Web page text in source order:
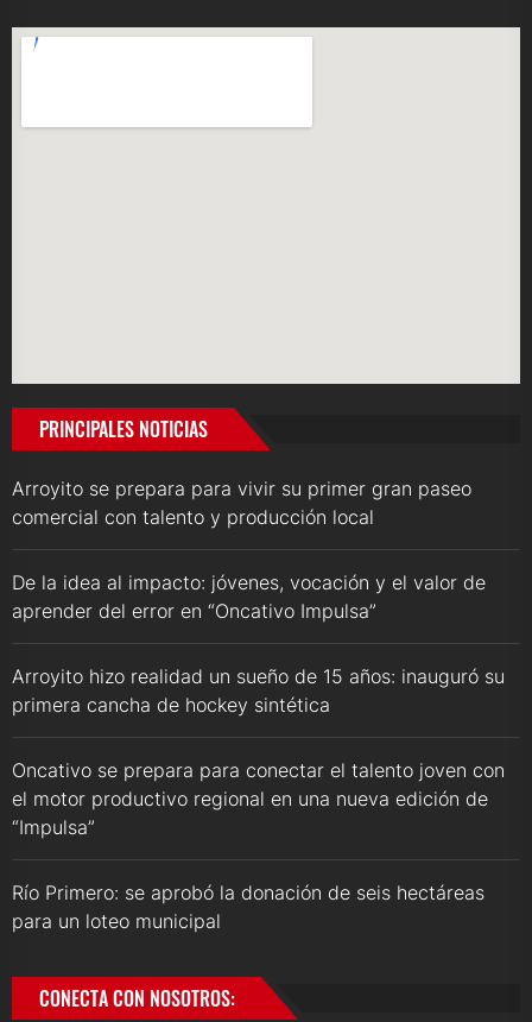
PRINCIPALES NOTICIAS
Arroyito se prepara para vivir su primer gran paseo
comercial con talento y producción local
De la idea al impacto: jóvenes, vocación y el valor de
aprender del error en “Oncativo Impulsa”
Arroyito hizo realidad un sueño de 15 años: inauguró su
primera cancha de hockey sintética
Oncativo se prepara para conectar el talento joven con
el motor productivo regional en una nueva edición de
“Impulsa”
Río Primero: se aprobó la donación de seis hectáreas
para un loteo municipal
CONECTA CON NOSOTROS: